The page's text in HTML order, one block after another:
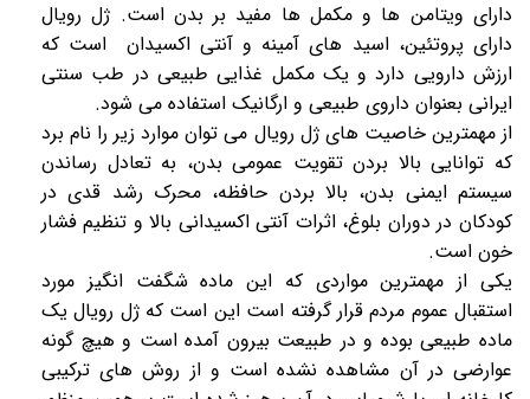
دارای ویتامن ها و مکمل ها مفید بر بدن است. ژل رویال
دارای پروتئین، اسید های آمینه و آنتی اکسیدان است که
ارزش دارویی دارد و یک مکمل غذایی طبیعی در طب سنتی
ایرانی بعنوان داروی طبیعی و ارگانیک استفاده می شود.
از مهمترین خاصیت های ژل رویال می توان موارد زیر را نام برد
که توانایی بالا بردن تقویت عمومی بدن، به تعادل رساندن
سیستم ایمنی بدن، بالا بردن حافظه، محرک رشد قدی در
کودکان در دوران بلوغ، اثرات آنتی اکسیدانی بالا و تنظیم فشار
خون است.
یکی از مهمترین مواردی که این ماده شگفت انگیز مورد
استقبال عموم مردم قرار گرفته است این است کهژل رویالیک
ماده طبیعی بوده و در طبیعت بیرون آمده است و هیچ گونه
عوارضی در آن مشاهده نشده است و از روش های ترکیبی